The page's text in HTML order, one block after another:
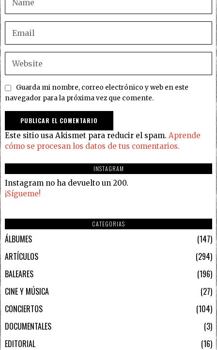
Guarda mi nombre, correo electrónico y web en este
navegador para la próxima vez que comente.
Este sitio usa Akismet para reducir el spam. Aprende
cómo se procesan los datos de tus comentarios.
INSTAGRAM
Instagram no ha devuelto un 200.
¡Sígueme!
CATEGORIAS
ÁLBUMES
147
ARTÍCULOS
294
BALEARES
196
CINE Y MÚSICA
27
CONCIERTOS
104
DOCUMENTALES
3
EDITORIAL
16